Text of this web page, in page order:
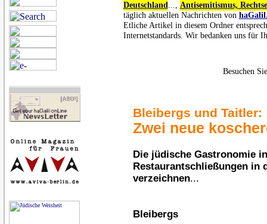
Deutschland
Antisemitismus,
täglich aktuellen Nachrichten von
Etliche Artikel in diesem Ordner
Internetstandards. Wir bedanken uns für
Besuchen
Bleibergs und Taitler:
Zwei neue
Die jüdische Gastronomie
Restaurantschließungen in
verzeichnen...
Bleibergs